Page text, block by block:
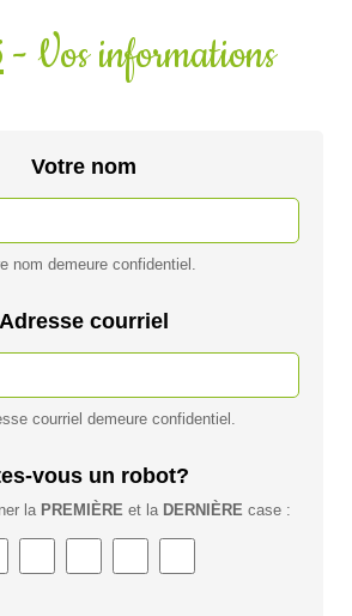
- Vos informations
Votre nom
nom demeure confidentiel.
Adresse courriel
courriel demeure confidentiel.
vous un robot?
la PREMIÈRE et la DERNIÈRE case :